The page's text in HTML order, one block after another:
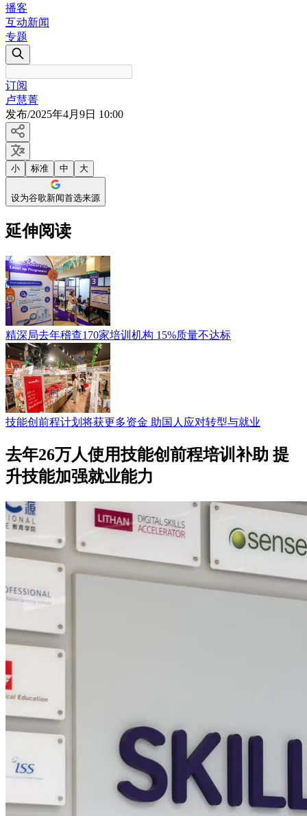
播客
互动新闻
专题
订阅
卢慧菁
发布/2025年4月9日 10:00
小 标准 中 大
设为谷歌新闻首选来源
延伸阅读
精深局去年稽查170家培训机构 15%质量不达标
技能创前程计划将获更多资金 助国人应对转型与就业
去年26万人使用技能创前程培训补助 提
升技能加强就业能力